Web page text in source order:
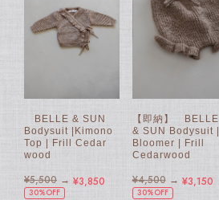
BELLE & SUN
Bodysuit |Kimono
Top | Frill Cedar
wood
¥5,500 → ¥3,850
30%OFF
【即納】 BELLE
& SUN Bodysuit |
Bloomer | Frill
Cedarwood
¥4,500→ ¥3,150
30%OFF